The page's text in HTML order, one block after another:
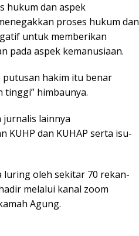
hukum dan aspek
proses hukum dan
untuk memberikan
pada aspek kemanusiaan.
hakim itu benar
himbaunya.
jurnalis lainnya
dan KUHAP serta isu-
luring oleh sekitar 70 rekan-
melalui kanal zoom
Agung.